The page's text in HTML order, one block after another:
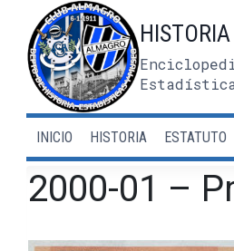
contenido
INICIO HISTORIA ESTATUTO
2000-01 –